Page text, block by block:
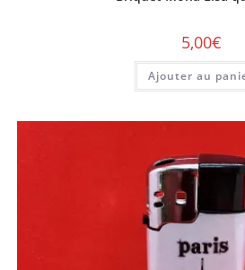
5,00€
Ajouter au